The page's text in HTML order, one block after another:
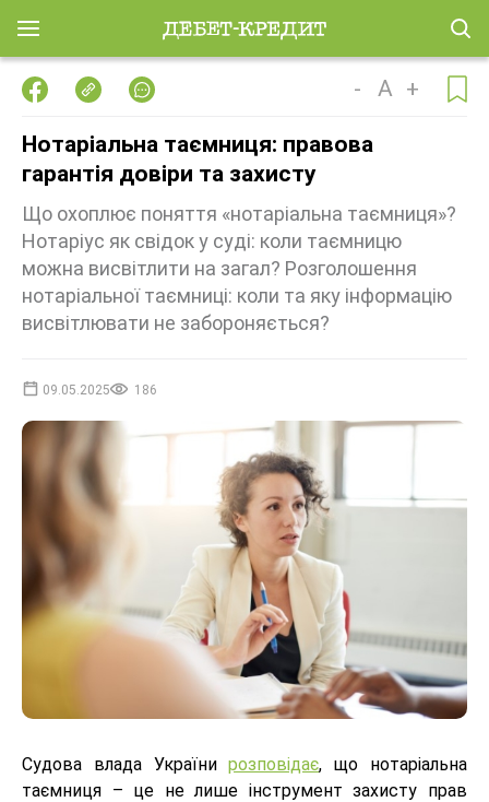
- A +
Нотаріальна таємниця: правова
гарантія довіри та захисту
Що охоплює поняття «нотаріальна таємниця»?
Нотаріус як свідок у суді: коли таємницю
можна висвітлити на загал? Розголошення
нотаріальної таємниці: коли та яку інформацію
висвітлювати не забороняється?
09.05.2025 186
Судова влада Українирозповідає, що нотаріальна
таємниця – це не лише інструмент захисту прав